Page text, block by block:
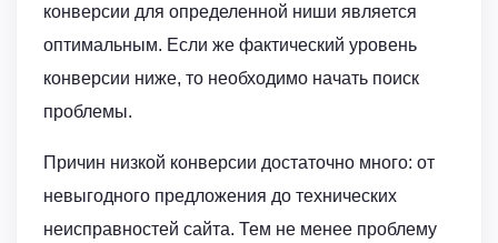
конверсии для определенной ниши является
оптимальным. Если же фактический уровень
конверсии ниже, то необходимо начать поиск
проблемы.
Причин низкой конверсии достаточно много: от
невыгодного предложения до технических
неисправностей сайта. Тем не менее проблему